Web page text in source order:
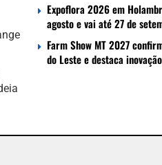
Expoflora 2026 em
agosto e vai até 27 de
Farm Show MT 2027
do Leste e destaca